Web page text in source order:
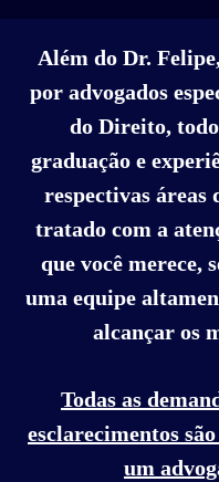
Além do Dr.
por advogados
do Direito,
graduação e
respectivas áreas
tratado com a
que você merece,
uma equipe
alcançar os
Todas as
esclarecimentos
um